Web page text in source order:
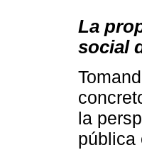
La
social
la
pública